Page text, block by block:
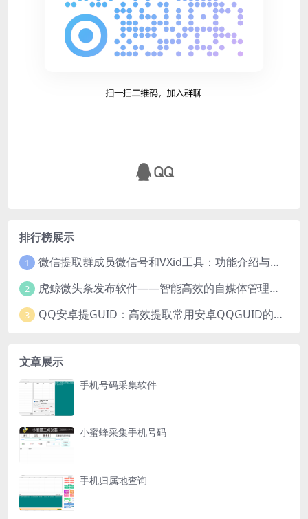
排行榜展示
1 微信提取群成员微信号和VXid工具：功能介绍与使用指南
2 虎鲸微头条发布软件——智能高效的自媒体管理工具
3 QQ安卓提GUID：高效提取常用安卓QQGUID的新工具
文章展示
手机号码采集软件
小蜜蜂采集手机号码
手机归属地查询